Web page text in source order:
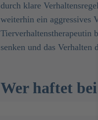
durch klare
weiterhin ein aggressives
Tierverhaltenstherapeutin
senken und das Verhalten
Wer haftet